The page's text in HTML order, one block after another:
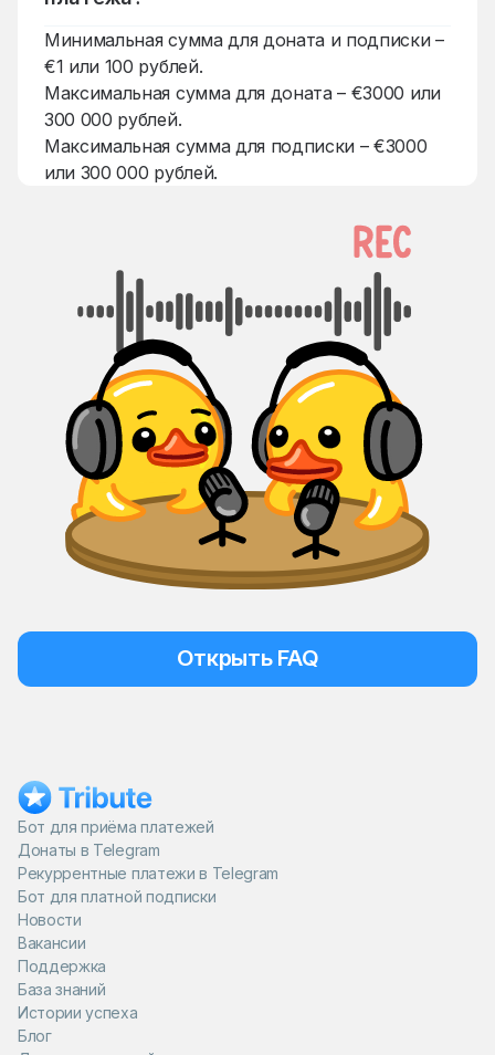
Минимальная сумма для доната и подписки –
€1 или 100 рублей.
Максимальная сумма для доната – €3000 или
300 000 рублей.
Максимальная сумма для подписки – €3000
или 300 000 рублей.
Открыть FAQ
Бот для приёма платежей
Донаты в Telegram
Рекуррентные платежи в Telegram
Бот для платной подписки
Новости
Вакансии
Поддержка
База знаний
Истории успеха
Блог